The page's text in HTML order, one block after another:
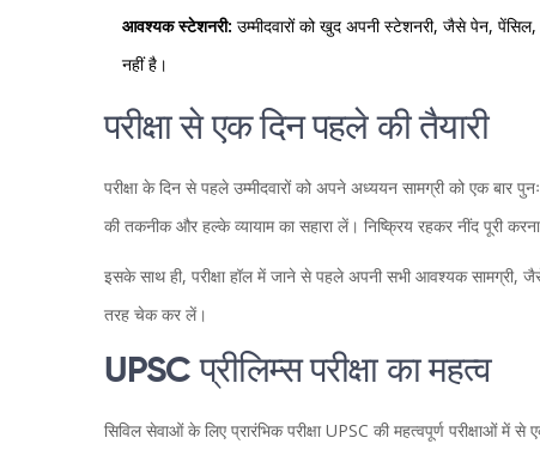
आवश्यक स्टेशनरी: उम्मीदवारों को खुद अपनी स्टेशनरी, जैसे पेन,
नहीं है।
परीक्षा से एक दिन पहले की तैयारी
परीक्षा के दिन से पहले उम्मीदवारों को अपने अध्ययन सामग्री को एक
की तकनीक और हल्के व्यायाम का सहारा लें। निष्क्रिय रहकर नींद पूरी
इसके साथ ही, परीक्षा हॉल में जाने से पहले अपनी सभी आवश्यक
तरह चेक कर लें।
UPSC प्रीलिम्स परीक्षा का महत्व
सिविल सेवाओं के लिए प्रारंभिक परीक्षा UPSC की महत्वपूर्ण परीक्षाओं में से